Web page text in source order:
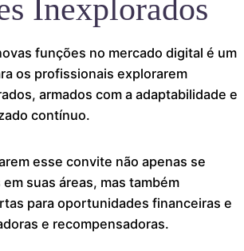
Inexplorados
funções no mercado digital é um
os profissionais explorarem
armados com a adaptabilidade e
contínuo.
esse convite não apenas se
suas áreas, mas também
para oportunidades financeiras e
e recompensadoras.